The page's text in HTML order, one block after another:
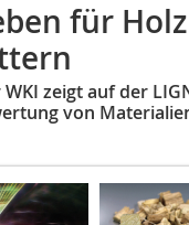
für
zeigt auf der
von